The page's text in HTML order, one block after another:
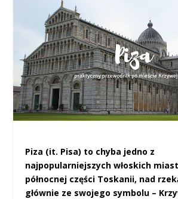
Piza (it. Pisa) to chyba jedno z
najpopularniejszych włoskich
północnej części Toskanii, nad
głównie ze swojego symbolu –